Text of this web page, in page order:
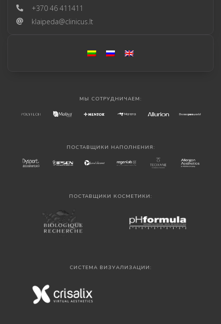
+370 46 411411
klaipeda@clinicus.lt
МЫ СОТРУДНИЧАЕМ:
ПОСТАВЩИКИ НАПОЛНЕНИЯ:
ПОСТАВЩИКИ КОСМЕТИКИ:
СИСТЕМА ВИЗУАЛИЗАЦИИ: